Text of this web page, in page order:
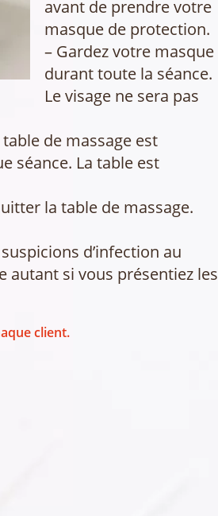
avant de prendre votre
masque de protection.
– Gardez votre masque
durant toute la séance.
Le visage ne sera pas
de massage est
séance. La table est
la table de massage.
d’infection au
autant si vous présentiez les
client.